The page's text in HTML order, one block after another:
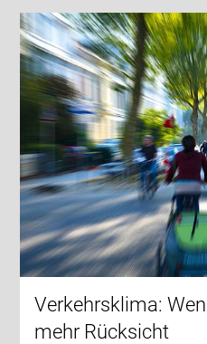
Verkehrsklima:
mehr Rücksicht